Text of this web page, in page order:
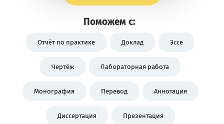
Поможем с:
Отчёт по практике Доклад Эссе
Чертёж Лабораторная работа
Монография Перевод Аннотация
Диссертация Презентация